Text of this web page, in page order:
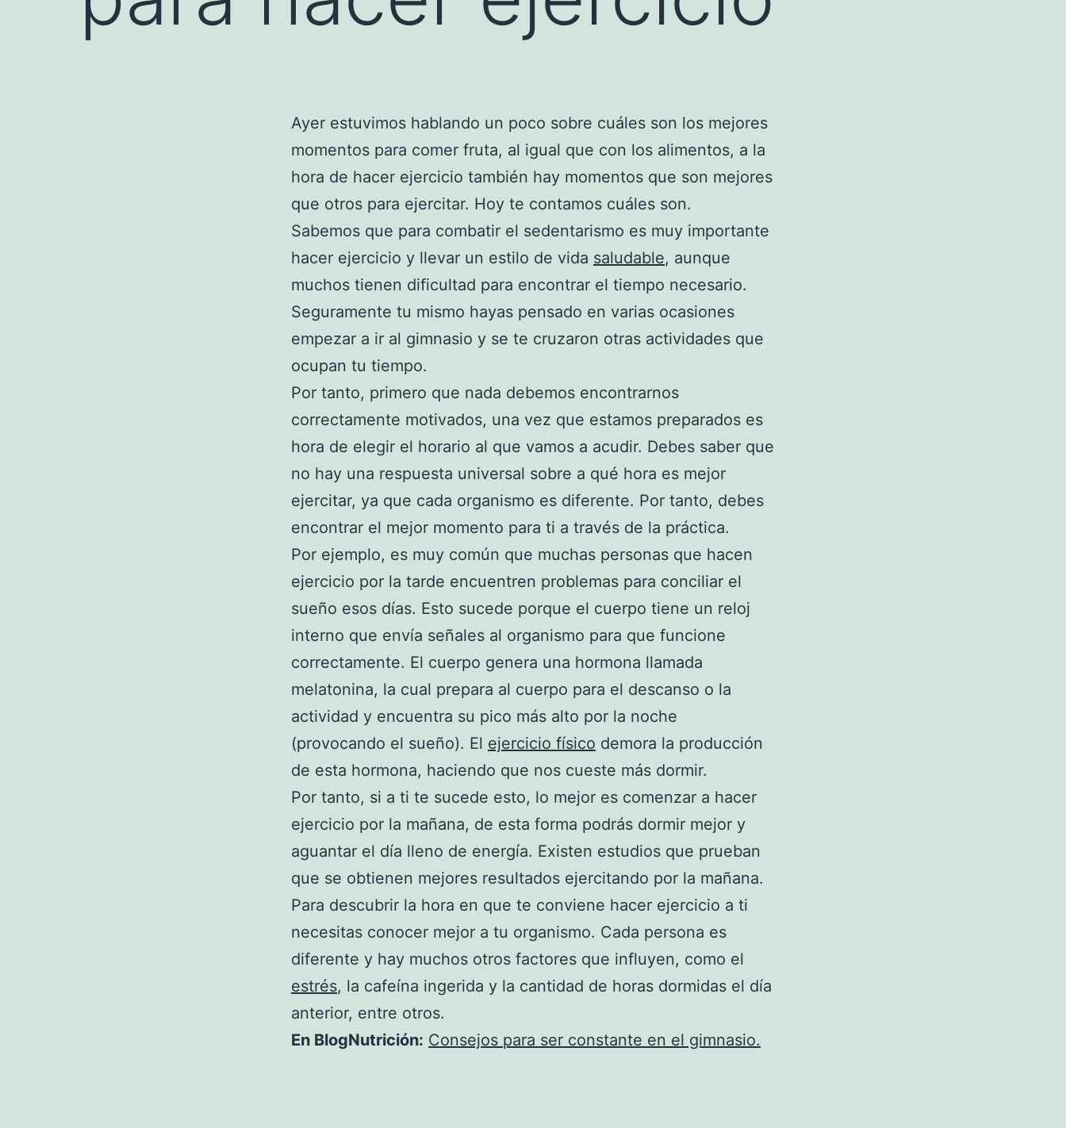
Ayer estuvimos hablando un poco sobre cuáles son los mejores
momentos para comer fruta, al igual que con los alimentos, a la
hora de hacer ejercicio también hay momentos que son mejores
que otros para ejercitar. Hoy te contamos cuáles son.
Sabemos que para combatir el sedentarismo es muy importante
hacer ejercicio y llevar un estilo de vida saludable, aunque
muchos tienen dificultad para encontrar el tiempo necesario.
Seguramente tu mismo hayas pensado en varias ocasiones
empezar a ir al gimnasio y se te cruzaron otras actividades que
ocupan tu tiempo.
Por tanto, primero que nada debemos encontrarnos
correctamente motivados, una vez que estamos preparados es
hora de elegir el horario al que vamos a acudir. Debes saber que
no hay una respuesta universal sobre a qué hora es mejor
ejercitar, ya que cada organismo es diferente. Por tanto, debes
encontrar el mejor momento para ti a través de la práctica.
Por ejemplo, es muy común que muchas personas que hacen
ejercicio por la tarde encuentren problemas para conciliar el
sueño esos días. Esto sucede porque el cuerpo tiene un reloj
interno que envía señales al organismo para que funcione
correctamente. El cuerpo genera una hormona llamada
melatonina, la cual prepara al cuerpo para el descanso o la
actividad y encuentra su pico más alto por la noche
(provocando el sueño). El ejercicio físico demora la producción
de esta hormona, haciendo que nos cueste más dormir.
Por tanto, si a ti te sucede esto, lo mejor es comenzar a hacer
ejercicio por la mañana, de esta forma podrás dormir mejor y
aguantar el día lleno de energía. Existen estudios que prueban
que se obtienen mejores resultados ejercitando por la mañana.
Para descubrir la hora en que te conviene hacer ejercicio a ti
necesitas conocer mejor a tu organismo. Cada persona es
diferente y hay muchos otros factores que influyen, como el
estrés, la cafeína ingerida y la cantidad de horas dormidas el día
anterior, entre otros.
En BlogNutrición: Consejos para ser constante en el gimnasio.